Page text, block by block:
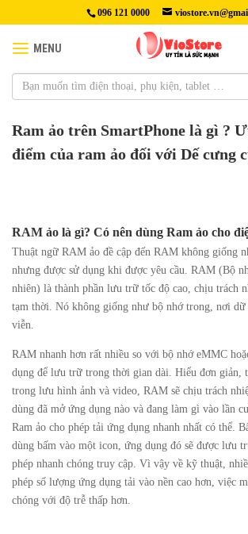
096 121 0000
MENU
Ram ảo trên SmartPhone là gì ?
điểm của ram ảo đối với Dế cưng
RAM ảo là gì? Có nên dùng Ram ảo cho
Thuật ngữ RAM ảo đề cập đến RAM không giống
nhưng được sử dụng khi được yêu cầu. RAM (Bộ
nhiên) là thành phần lưu trữ tốc độ cao, chịu trách
tạm thời. Nó không giống như bộ nhớ trong, nơi
viễn.
RAM nhanh hơn rất nhiều so với bộ nhớ eMMC
dụng để lưu trữ trong thời gian dài. Hiểu đơn giản,
trong lưu hình ảnh và video, RAM sẽ chịu trách
dùng đã mở ứng dụng nào và đang làm gì vào lần
Ram ảo cho phép tải ứng dụng nhanh nhất có thể.
dùng bấm vào một icon, ứng dụng đó sẽ được lưu
phép nhanh chóng truy cập. Vì vậy về kỹ thuật,
phép số lượng ứng dụng tải vào nền cao hơn, việc
chóng với độ trễ thấp hơn.